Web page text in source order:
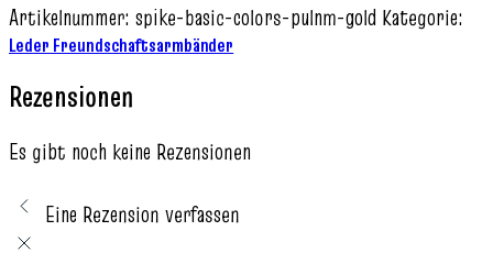
Artikelnummer: spike-basic-colors-pulnm-gold Kategorie:
Leder Freundschaftsarmbänder
Rezensionen
Es gibt noch keine Rezensionen
Eine Rezension verfassen